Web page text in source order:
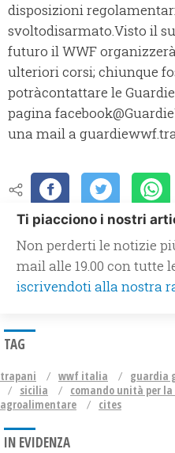
disposizioni
svoltodisarmato.Visto il
futuro il WWF
ulteriori corsi; chiunque
potràcontattare le
pagina
una mail a
Ti piacciono i nostri
Non perderti le notizie
mail alle 19.00 con tutte
iscrivendoti alla nostra
TAG
trapani wwf italia guardia
sicilia
comando unità per
agroalimentare
cites
IN EVIDENZA